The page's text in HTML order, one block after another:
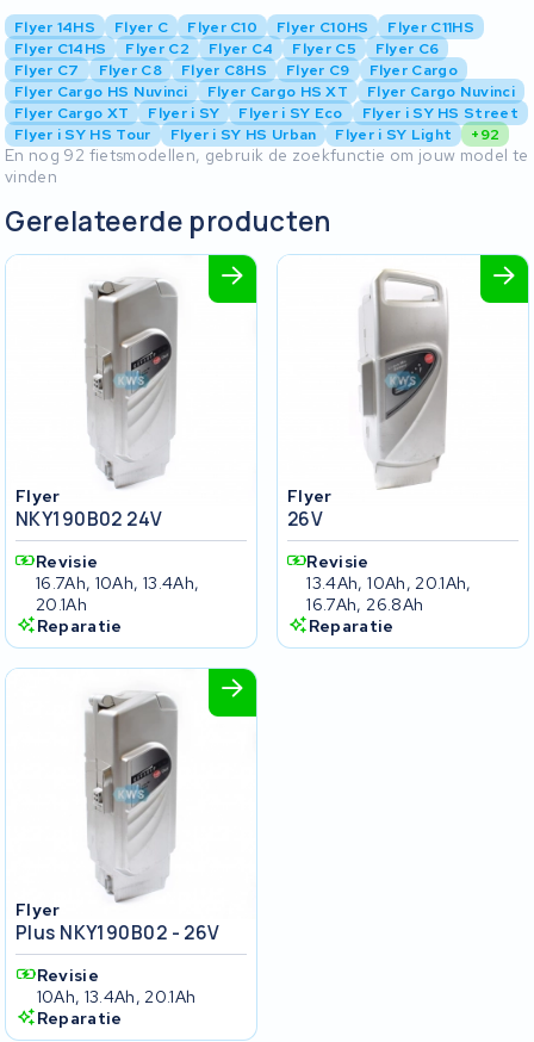
Flyer 14HS Flyer C Flyer C10 Flyer C10HS
Flyer C11HS
Flyer C14HS
Flyer C2 Flyer C4 Flyer C5
Flyer C6
Flyer C7
Flyer C8 Flyer C8HS Flyer C9
Flyer Cargo
Flyer Cargo HS Nuvinci
Flyer Cargo HS XT
Flyer Cargo Nuvinci
Flyer Cargo XT
Flyer i SY Flyer i SY Eco
Flyer i SY HS Street
Flyer i SY HS Tour
Flyer i SY HS Urban Flyer i SY Light +92
En nog 92 fietsmodellen, gebruik de zoekfunctie om jouw model te
vinden
Gerelateerde producten
Flyer
NKY190B02 24V
Revisie
16.7Ah, 10Ah, 13.4Ah,
20.1Ah
Reparatie
Flyer
26V
Revisie
13.4Ah, 10Ah, 20.1Ah,
16.7Ah, 26.8Ah
Reparatie
Flyer
Plus NKY190B02 - 26V
Revisie
10Ah, 13.4Ah, 20.1Ah
Reparatie